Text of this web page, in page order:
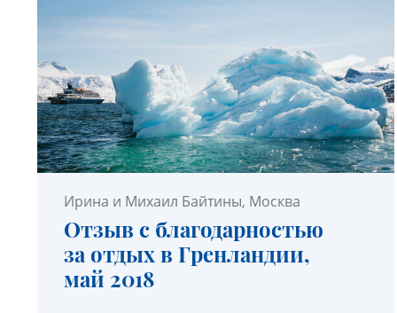
Ирина и Михаил Байтины, Москва
Отзыв с благодарностью
за отдых в Гренландии,
май 2018